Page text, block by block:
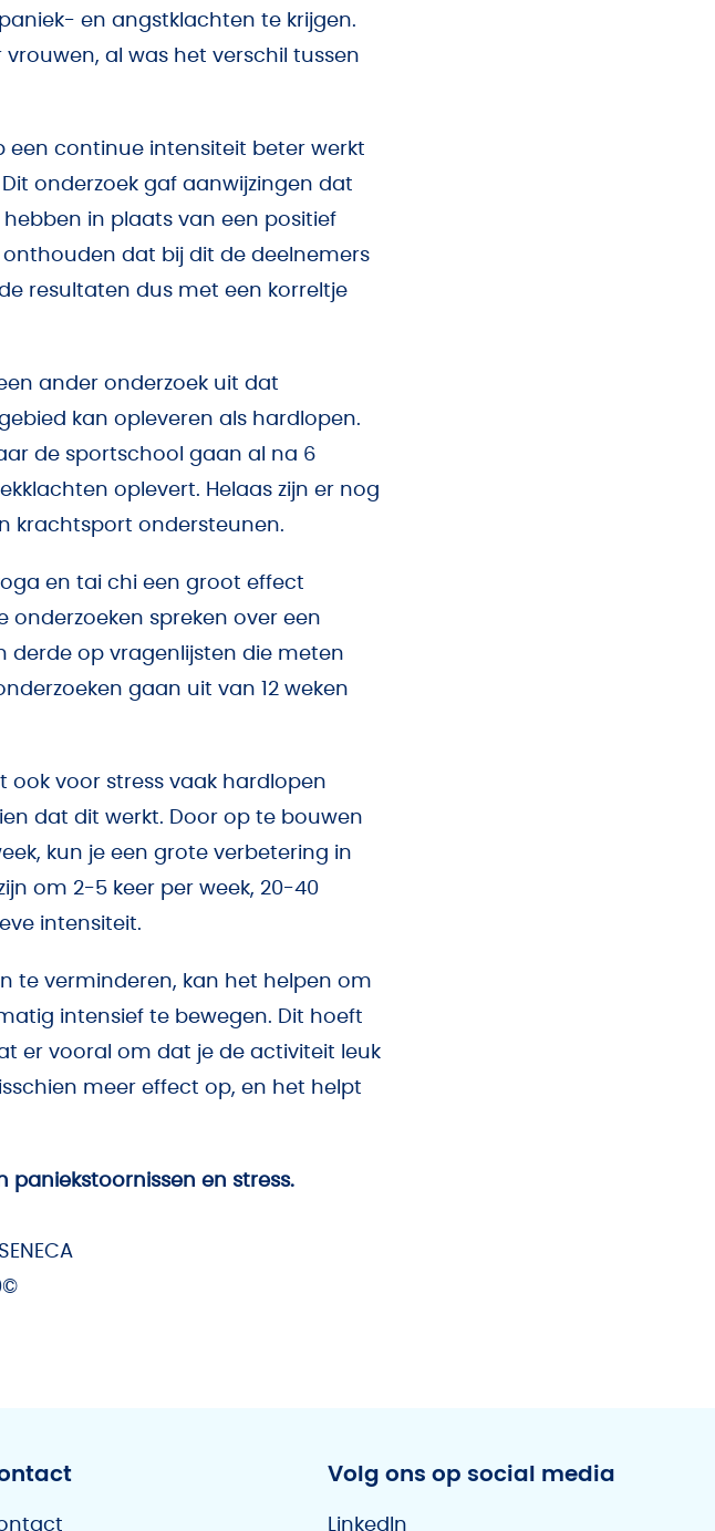
en angstklachten te krijgen.
al was het verschil tussen
een continue intensiteit beter werkt
onderzoek gaf aanwijzingen dat
in plaats van een positief
dat bij dit de deelnemers
resultaten dus met een korreltje
ander onderzoek uit dat
kan opleveren als hardlopen.
de sportschool gaan al na 6
oplevert. Helaas zijn er nog
krachtsport ondersteunen.
en tai chi een groot effect
onderzoeken spreken over een
derde op vragenlijsten die meten
gaan uit van 12 weken
ook voor stress vaak hardlopen
dat dit werkt. Door op te bouwen
kun je een grote verbetering in
om 2-5 keer per week, 20-40
intensiteit.
te verminderen, kan het helpen om
intensief te bewegen. Dit hoeft
er vooral om dat je de activiteit leuk
meer effect op, en het helpt
paniekstoornissen en stress.
Volg ons op social media
LinkedIn